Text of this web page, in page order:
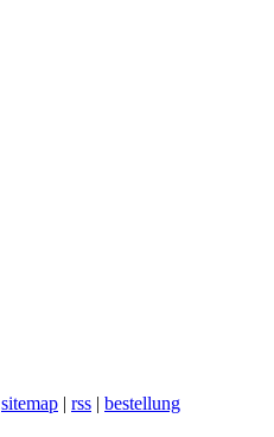
sitemap | rss | bestellung